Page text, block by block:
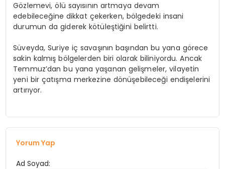
Gözlemevi, ölü sayısının artmaya devam
edebileceğine dikkat çekerken, bölgedeki insani
durumun da giderek kötüleştiğini belirtti.
Süveyda, Suriye iç savaşının başından bu yana görece
sakin kalmış bölgelerden biri olarak biliniyordu. Ancak
Temmuz’dan bu yana yaşanan gelişmeler, vilayetin
yeni bir çatışma merkezine dönüşebileceği endişelerini
artırıyor.
Yorum Yap
Ad Soyad: